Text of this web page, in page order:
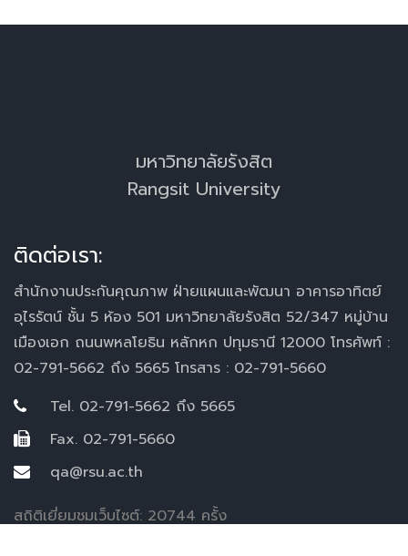
มหาวิทยาลัยรังสิต
Rangsit University
ติดต่อเรา:
สำนักงานประกันคุณภาพ ฝ่ายแผนและพัฒนา อาคารอาทิตย์
อุไรรัตน์ ชั้น 5 ห้อง 501 มหาวิทยาลัยรังสิต 52/347 หมู่บ้าน
เมืองเอก ถนนพหลโยธิน หลักหก ปทุมธานี 12000 โทรศัพท์ :
02-791-5662 ถึง 5665 โทรสาร : 02-791-5660
Tel. 02-791-5662 ถึง 5665
Fax. 02-791-5660
qa@rsu.ac.th
สถิติเยี่ยมชมเว็บไซต์: 20744 ครั้ง